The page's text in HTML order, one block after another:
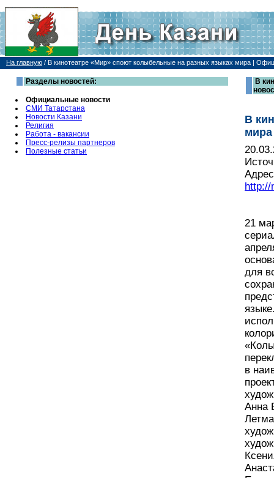
На главную / В кинотеатре «Мир» споют колыбельные на разных языках мира |
Разделы новостей:
Официальные новости
СМИ Татарстана
Новости Казани
Религия
Работа - вакансии
Пресс-релизы партнеров
Полезные статьи
В
В
мира
21
для
в
Анна